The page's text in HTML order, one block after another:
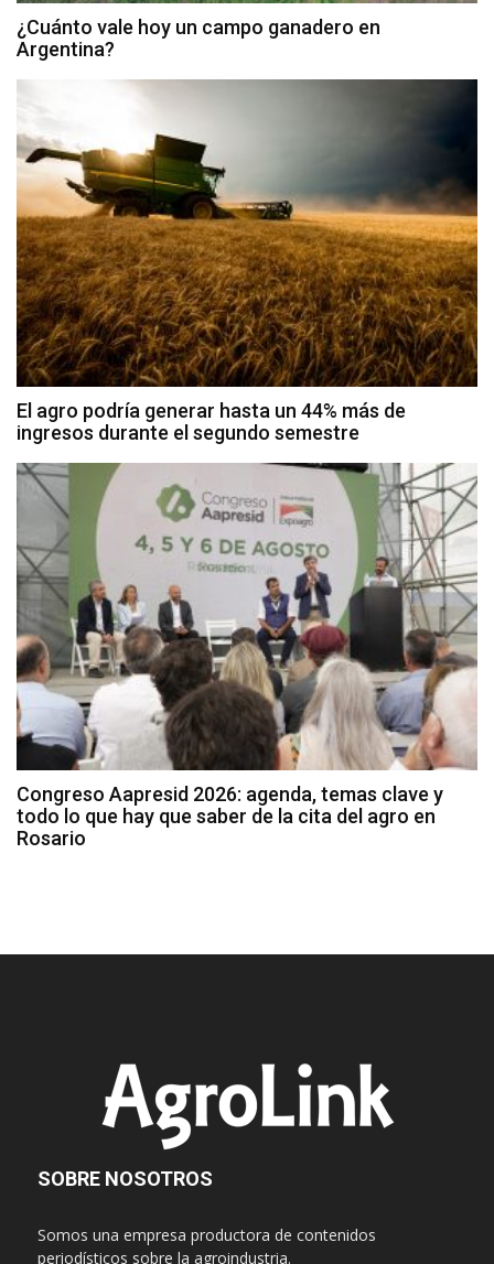
¿Cuánto vale hoy un campo ganadero en
Argentina?
El agro podría generar hasta un 44% más de
ingresos durante el segundo semestre
Congreso Aapresid 2026: agenda, temas clave y
todo lo que hay que saber de la cita del agro en
Rosario
SOBRE NOSOTROS
Somos una empresa productora de contenidos
periodísticos sobre la agroindustria.